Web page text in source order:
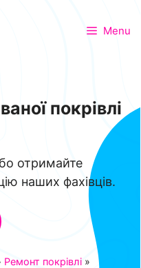
Menu
покрівлі
отримайте
наших фахівців.
Ремонт покрівлі »